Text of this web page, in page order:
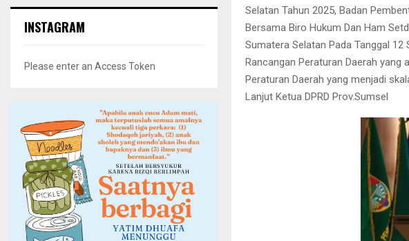
Selatan Tahun 2025, Badan
Bersama Biro Hukum Dan Ham
Sumatera Selatan Pada Tanggal
Rancangan Peraturan Daerah yang
Peraturan Daerah yang menjadi
Lanjut Ketua DPRD Prov.Sumsel
INSTAGRAM
Please enter an Access Token